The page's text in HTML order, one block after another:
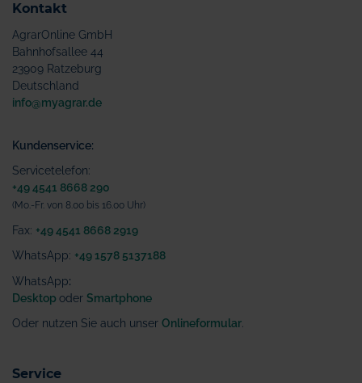
Kontakt
AgrarOnline GmbH
Bahnhofsallee 44
23909 Ratzeburg
Deutschland
info@myagrar.de
Kundenservice:
Servicetelefon:
+49 4541 8668 290
(Mo.-Fr. von 8.00 bis 16.00 Uhr)
Fax: +49 4541 8668 2919
WhatsApp: +49 1578 5137188
WhatsApp:
Desktop oder Smartphone
Oder nutzen Sie auch unser Onlineformular
Service